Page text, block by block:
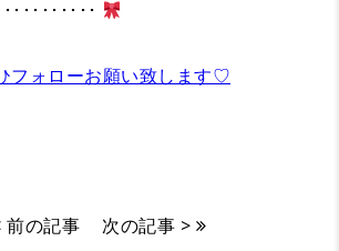
･････････
フォローお願い致します♡
前の記事 次の記事 >